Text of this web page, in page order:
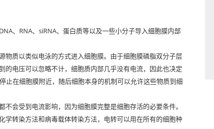
、RNA、siRNA、蛋白质等以及一些小分子导入细胞膜内部
质以类似电泳的方式进入细胞膜。由于细胞膜磷脂双分子层
电压可以忽略不计，细胞质内部几乎没有电流，因此也决定
止在细胞膜附近，随后细胞本身的机制可以允许这些物质到细
会受到电流影响，因为细胞膜完整是细胞存活的必要条件。
学转染方法和病毒载体转染方法，电转可以用在所有的细胞种